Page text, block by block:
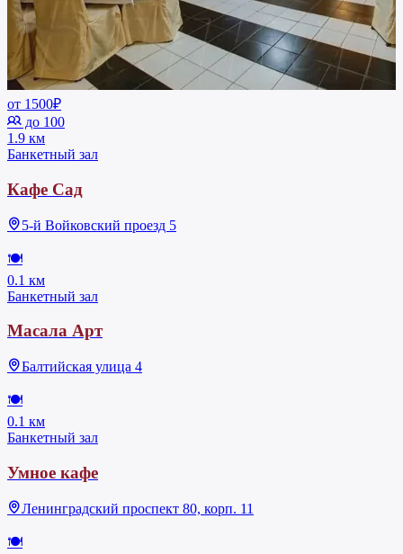
от 1500₽
до 100
1.9 км
Банкетный зал
Кафе Сад
5-й Войковский проезд 5
🍽
0.1 км
Банкетный зал
Масала Арт
Балтийская улица 4
🍽
0.1 км
Банкетный зал
Умное кафе
Ленинградский проспект 80, корп. 11
🍽